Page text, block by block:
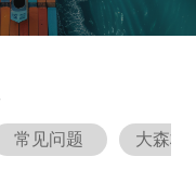
常见问题 大森林